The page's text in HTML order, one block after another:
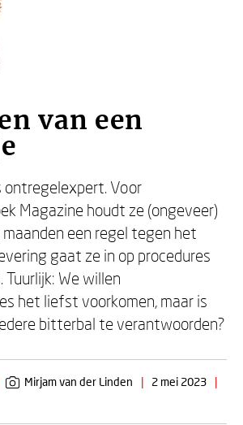
van een
ontregelexpert. Voor
Magazine houdt ze (ongeveer)
een regel tegen het
gaat ze in op procedures
We willen
het liefst voorkomen, maar is
bitterbal te verantwoorden?
Mirjam van der Linden | 2 mei 2023
|